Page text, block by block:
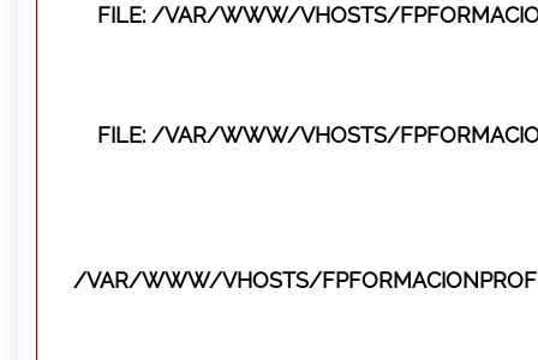
FILE: /VAR/WWW/VHOSTS/
FILE: /VAR/WWW/VHOSTS/
/VAR/WWW/VHOSTS/